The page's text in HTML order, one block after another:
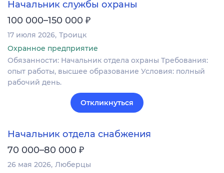
Начальник службы охраны
100 000–150 000 ₽
17 июля 2026 Троицк
Охранное предприятие
Обязанности: Начальник отдела охраны Требования:
опыт работы, высшее образование Условия: полный
рабочий день.
Откликнуться
Начальник отдела снабжения
70 000–80 000 ₽
26 мая 2026 Люберцы